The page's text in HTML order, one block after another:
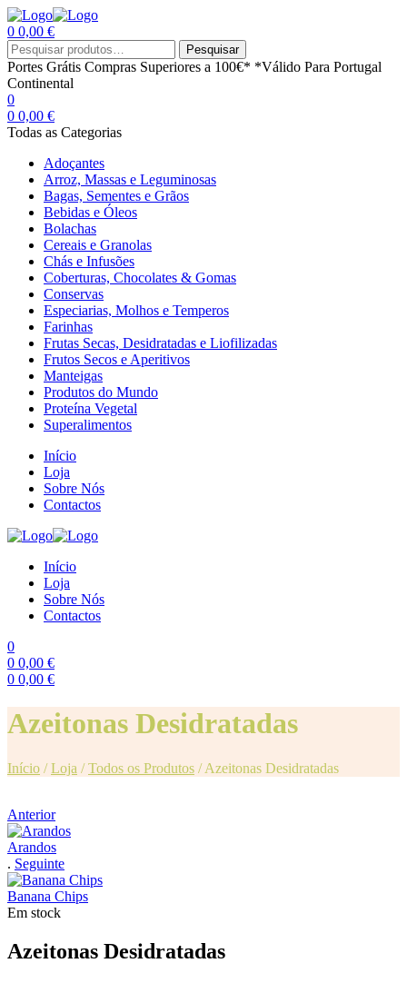
0 0,00 €
Menu
Procurar
por:
Pesquisar
Portes Grátis Compras Superiores a 100€* *Válido Para Portugal
Continental
0
0 0,00 €
Todas as Categorias
Adoçantes
Arroz, Massas e Leguminosas
Bagas, Sementes e Grãos
Bebidas e Óleos
Bolachas
Cereais e Granolas
Chás e Infusões
Coberturas, Chocolates & Gomas
Conservas
Especiarias, Molhos e Temperos
Farinhas
Frutas Secas, Desidratadas e Liofilizadas
Frutos Secos e Aperitivos
Manteigas
Produtos do Mundo
Proteína Vegetal
Superalimentos
Início
Loja
Sobre Nós
Contactos
Início
Loja
Sobre Nós
Contactos
0
0 0,00 €
0 0,00 €
Azeitonas Desidratadas
Início /Loja /Todos os Produtos /Azeitonas Desidratadas
Anterior
Arandos
. Seguinte
Banana Chips
Em stock
Azeitonas Desidratadas